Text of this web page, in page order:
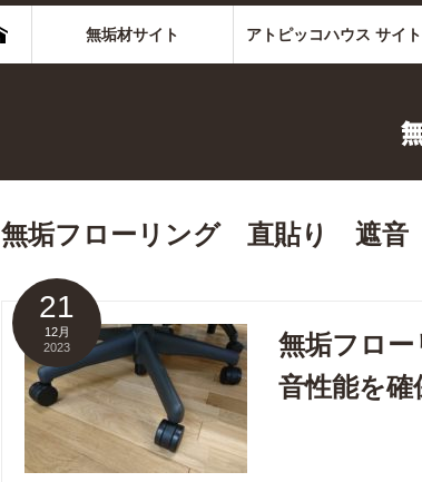
無垢材サイト アトピッコハウス サイト
無垢フローリング 直貼り 遮音
21
12月
2023
無垢フロ
音性能を確